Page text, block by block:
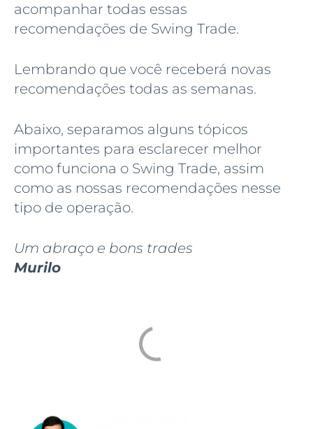
acompanhar todas essas
recomendações de Swing Trade.
Lembrando que você receberá novas
recomendações todas as semanas.
Abaixo, separamos alguns tópicos
importantes para esclarecer melhor
como funciona o Swing Trade, assim
como as nossas recomendações nesse
tipo de operação.
Um abraço e bons trades
Murilo